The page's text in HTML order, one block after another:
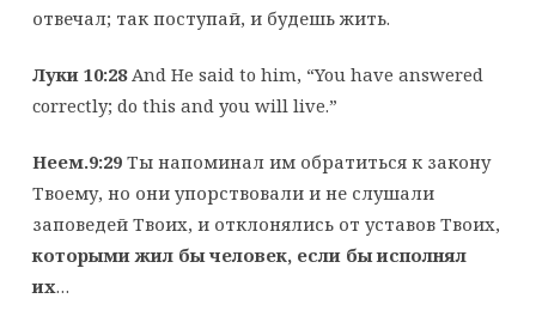
отвечал; так поступай, и будешь жить.
Луки 10:28And He said to him, “You have answered
correctly; do this and you will live.”
Неем.9:29Ты напоминал им обратиться к закону
Твоему, но они упорствовали и не слушали
заповедей Твоих, и отклонялись от уставов Твоих,
которыми жил бы человек, если бы исполнял
их…